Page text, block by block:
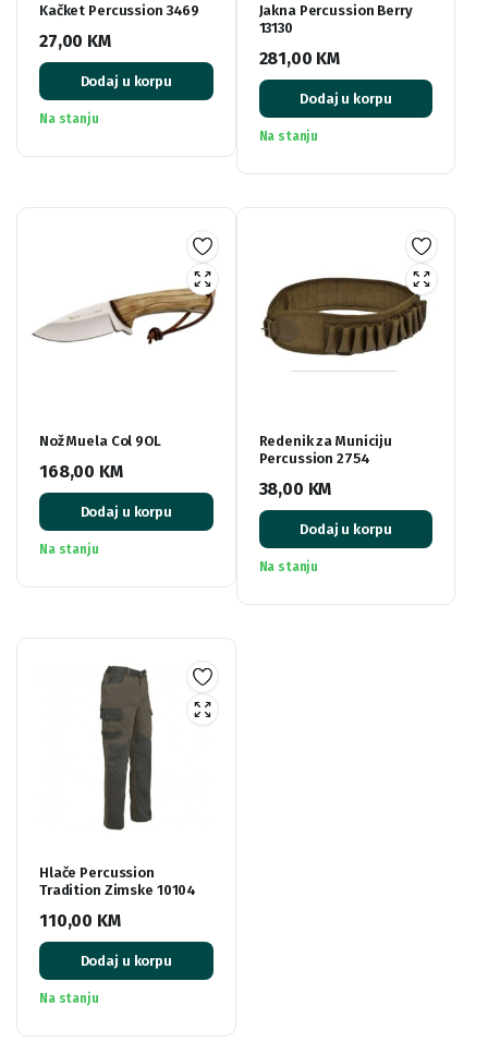
Kačket Percussion 3469
27,00 KM
Dodaj u korpu
Na stanju
Jakna Percussion Berry
13130
281,00 KM
Dodaj u korpu
Na stanju
Nož Muela Col 9OL
168,00 KM
Dodaj u korpu
Na stanju
Redenik za Municiju
Percussion 2754
38,00 KM
Dodaj u korpu
Na stanju
Hlače Percussion
Tradition Zimske 10104
110,00 KM
Dodaj u korpu
Na stanju